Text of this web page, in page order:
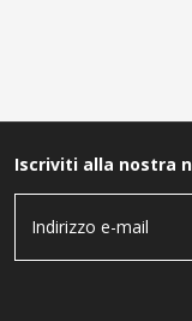
Iscriviti alla nostra